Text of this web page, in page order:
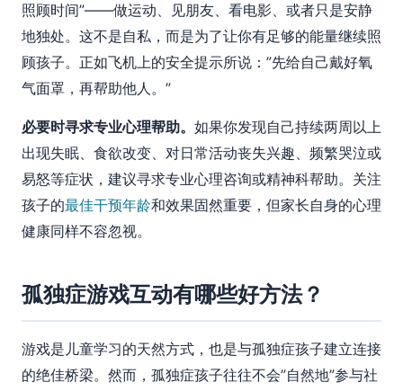
照顾时间”——做运动、见朋友、看电影、或者只是安静
地独处。这不是自私，而是为了让你有足够的能量继续照
顾孩子。正如飞机上的安全提示所说：”先给自己戴好氧
气面罩，再帮助他人。”
必要时寻求专业心理帮助。 如果你发现自己持续两周以上
出现失眠、食欲改变、对日常活动丧失兴趣、频繁哭泣或
易怒等症状，建议寻求专业心理咨询或精神科帮助。关注
孩子的最佳干预年龄和效果固然重要，但家长自身的心理
健康同样不容忽视。
孤独症游戏互动有哪些好方法？
游戏是儿童学习的天然方式，也是与孤独症孩子建立连接
的绝佳桥梁。然而，孤独症孩子往往不会”自然地”参与社